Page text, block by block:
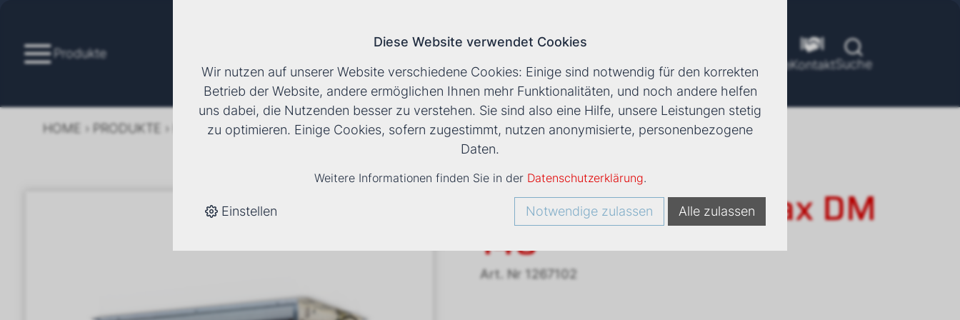
Produkte
ToolsUnternehmen KarriereKontaktSuche
HOME › PRODUKTE › KÄLTE/KLIMA › FANCOILS › KANALGERÄT DUCTIMAX DM 140
Kanalgerät Ductimax DM
140
Art. Nr 1267102
Diese Website verwendet Cookies
Wir nutzen auf unserer Website verschiedene Cookies: Einige sind notwendig für den korrekten
Betrieb der Website, andere ermöglichen Ihnen mehr Funktionalitäten, und noch andere helfen
uns dabei, die Nutzenden besser zu verstehen. Sie sind also eine Hilfe, unsere Leistungen stetig
zu optimieren. Einige Cookies, sofern zugestimmt, nutzen anonymisierte, personenbezogene
Daten.
Weitere Informationen finden Sie in der Datenschutzerklärung.
Einstellen Notwendige zulassen Alle zulassen